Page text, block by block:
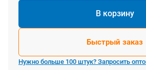
В корзину
Быстрый заказ
Нужно больше 100 штук? Запросить